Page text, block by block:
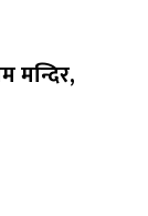
मन्दिर,